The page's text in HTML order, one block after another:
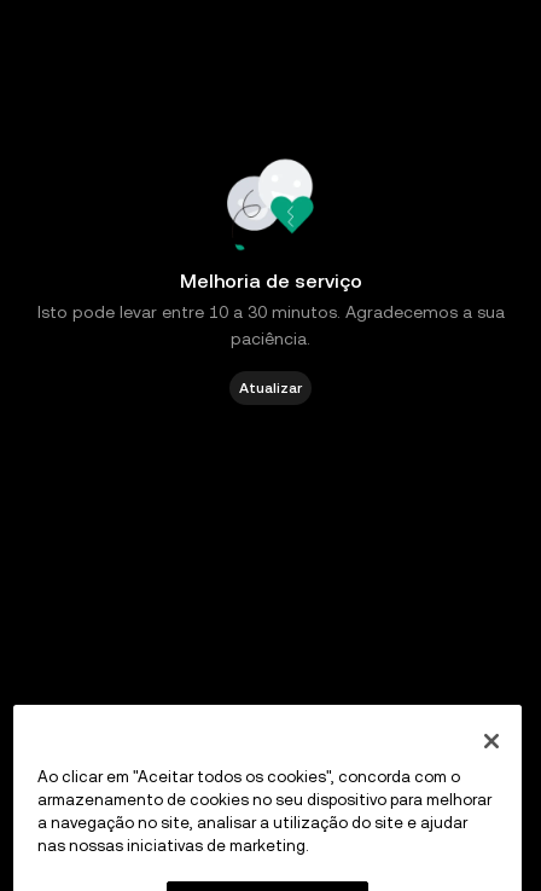
Melhoria de serviço
Isto pode levar entre 10 a 30 minutos. Agradecemos a sua
paciência.
Atualizar
Ao clicar em "Aceitar todos os cookies", concorda com o
armazenamento de cookies no seu dispositivo para melhorar
a navegação no site, analisar a utilização do site e ajudar
nas nossas iniciativas de marketing.